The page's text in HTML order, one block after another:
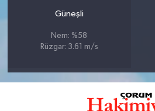
Güneşli
Nem: %58
Rüzgar: 3.61 m/s